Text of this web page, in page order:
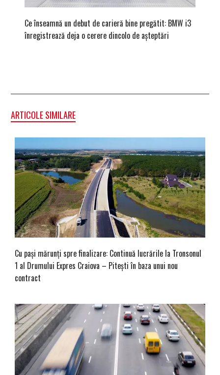
Ce înseamnă un debut de carieră bine pregătit: BMW i3
înregistrează deja o cerere dincolo de așteptări
ARTICOLE SIMILARE
Cu pași mărunți spre finalizare: Continuă lucrările la Tronsonul
1 al Drumului Expres Craiova – Pitești în baza unui nou
contract